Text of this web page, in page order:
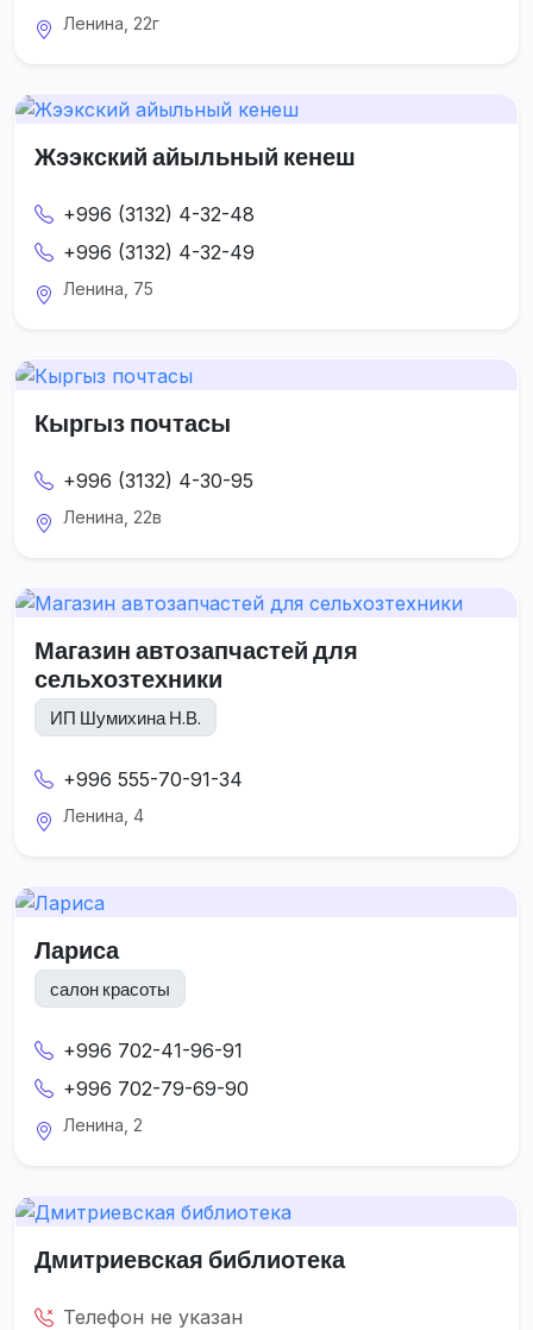
Ленина, 22г
Жээкский айыльный кенеш
+996 (3132) 4-32-48
+996 (3132) 4-32-49
Ленина, 75
Кыргыз почтасы
+996 (3132) 4-30-95
Ленина, 22в
Магазин автозапчастей для
сельхозтехники
ИП Шумихина Н.В.
+996 555-70-91-34
Ленина, 4
Лариса
салон красоты
+996 702-41-96-91
+996 702-79-69-90
Ленина, 2
Дмитриевская библиотека
Телефон не указан